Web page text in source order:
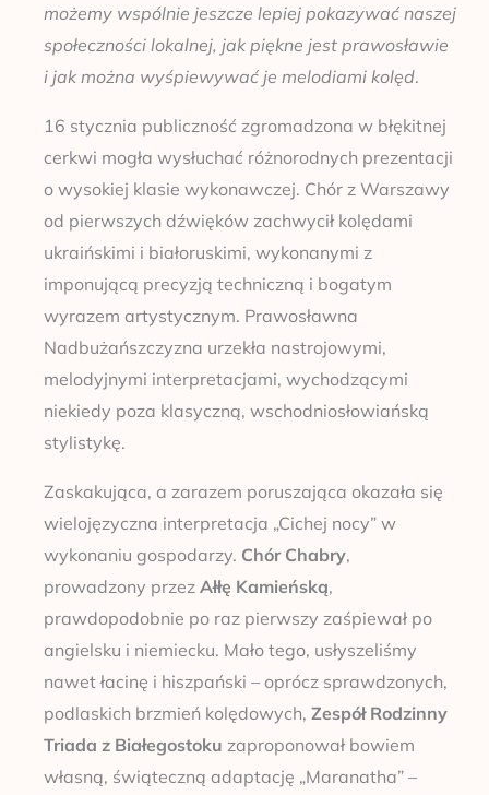
możemy wspólnie jeszcze lepiej pokazywać naszej
społeczności lokalnej, jak piękne jest prawosławie
i jak można wyśpiewywać je melodiami kolęd.
16 stycznia publiczność zgromadzona w błękitnej
cerkwi mogła wysłuchać różnorodnych prezentacji
o wysokiej klasie wykonawczej. Chór z Warszawy
od pierwszych dźwięków zachwycił kolędami
ukraińskimi i białoruskimi, wykonanymi z
imponującą precyzją techniczną i bogatym
wyrazem artystycznym. Prawosławna
Nadbużańszczyzna urzekła nastrojowymi,
melodyjnymi interpretacjami, wychodzącymi
niekiedy poza klasyczną, wschodniosłowiańską
stylistykę.
Zaskakująca, a zarazem poruszająca okazała się
wielojęzyczna interpretacja „Cichej nocy” w
wykonaniu gospodarzy. Chór Chabry,
prowadzony przez Ałłę Kamieńską,
prawdopodobnie po raz pierwszy zaśpiewał po
angielsku i niemiecku. Mało tego, usłyszeliśmy
nawet łacinę i hiszpański – oprócz sprawdzonych,
podlaskich brzmień kolędowych, Zespół Rodzinny
Triada z Białegostoku zaproponował bowiem
własną, świąteczną adaptację „Maranatha” –